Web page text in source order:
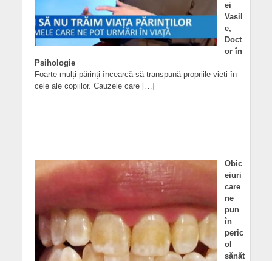
ei
Vasil
e,
Doct
or în
Psihologie
Foarte mulți părinți încearcă să transpună propriile vieți în
cele ale copiilor. Cauzele care […]
Obic
eiuri
care
ne
pun
în
peric
ol
sănăt